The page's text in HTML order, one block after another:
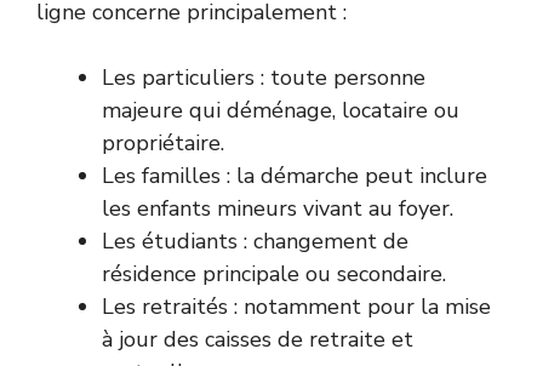
ligne concerne principalement :
Les particuliers : toute personne
majeure qui déménage, locataire ou
propriétaire.
Les familles : la démarche peut inclure
les enfants mineurs vivant au foyer.
Les étudiants : changement de
résidence principale ou secondaire.
Les retraités : notamment pour la mise
à jour des caisses de retraite et